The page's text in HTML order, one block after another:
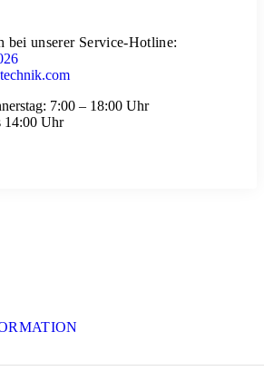
bei unserer Service-Hotline:
7:00 – 18:00 Uhr
14:00 Uhr